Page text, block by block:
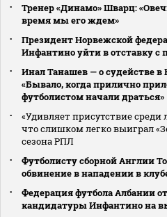
Тренер «Динамо» Шварц:
время мы его ждем»
Президент Норвежской
Инфантино уйти в отставку с
Инал Танашев — о судействе в
«Бывало, когда прилично
футболистом начали драться»
«Удивляет присутствие
что слишком легко выиграл
сезона РПЛ
Футболисту сборной Англии
обвинение в нападении в
Федерация футбола Албании
кандидатуры Инфантино на